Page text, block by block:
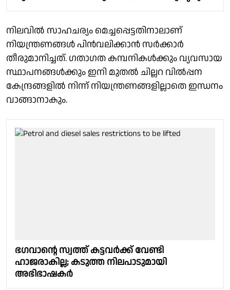
നിലവിൽ സാഹചര്യം മെച്ചപ്പെട്ടതിനാലാണ്
നിയന്ത്രണങ്ങൾ പിൻവലിക്കാൻ സർക്കാർ
തീരുമാനിച്ചത്. ഗതാഗത കമ്പനികൾക്കും വ്യവസായ
സ്ഥാപനങ്ങൾക്കും ഇനി മുതൽ ചില്ലറ വിൽപ്പന
കേന്ദ്രങ്ങളിൽ നിന്ന് നിയന്ത്രണങ്ങളില്ലാതെ ഇന്ധനം
വാങ്ങാനാകും.
ഭഗവാന്റെ സ്വത്ത് കട്ടവര്‍ക്ക് വേണ്ടി
ഹാജരാകില്ല; കടുത്ത നിലപാടുമായി
അഭിഭാഷകര്‍